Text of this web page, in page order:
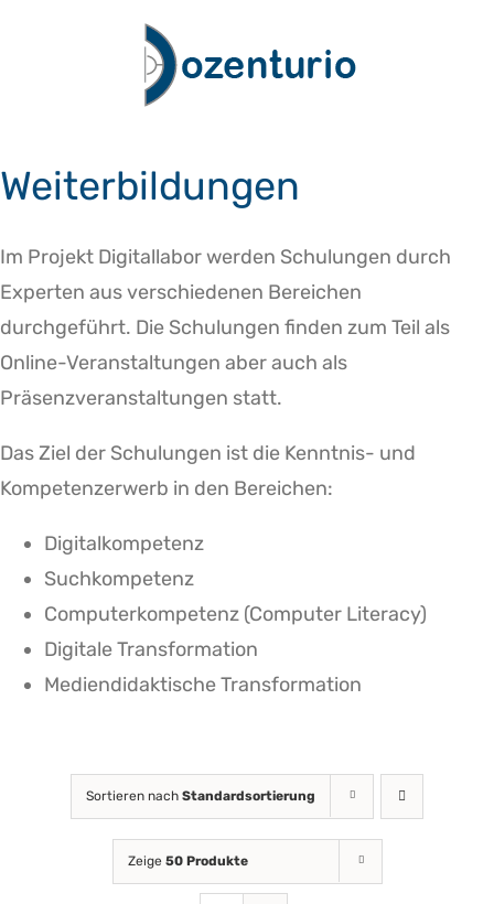
Weiterbildungen
Im Projekt Digitallabor werden Schulungen durch
Experten aus verschiedenen Bereichen
durchgeführt. Die Schulungen finden zum Teil als
Online-Veranstaltungen aber auch als
Präsenzveranstaltungen statt.
Das Ziel der Schulungen ist die Kenntnis- und
Kompetenzerwerb in den Bereichen:
Digitalkompetenz
Suchkompetenz
Computerkompetenz (Computer Literacy)
Digitale Transformation
Mediendidaktische Transformation
Sortieren nach Standardsortierung
Zeige 50 Produkte